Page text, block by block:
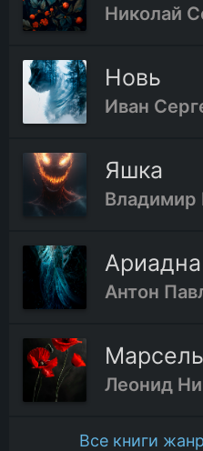
Николай
Новь
Иван
Яшка
Ариадна
Антон
Леонид
Все книги